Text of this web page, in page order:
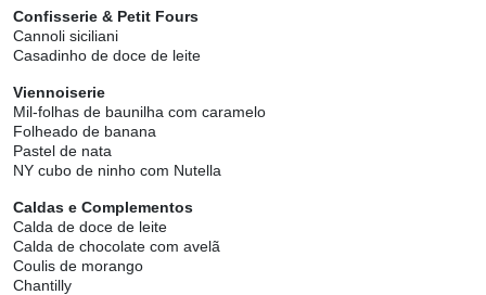
Confisserie & Petit Fours
Cannoli siciliani
Casadinho de doce de leite
Viennoiserie
Mil-folhas de baunilha com caramelo
Folheado de banana
Pastel de nata
NY cubo de ninho com Nutella
Caldas e Complementos
Calda de doce de leite
Calda de chocolate com avelã
Coulis de morango
Chantilly